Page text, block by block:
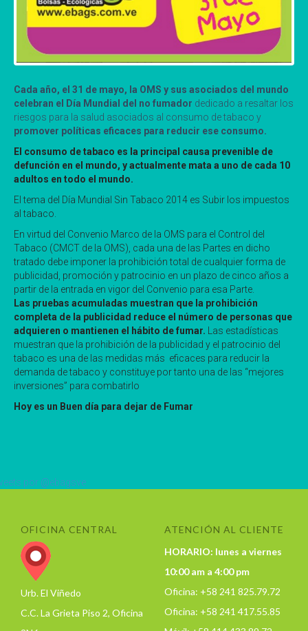
Cada año, el 31 de mayo, la OMS y sus asociados del mundo
celebran el Día Mundial del no fumador dedicado a resaltar los
riesgos para la salud asociados al consumo de tabaco y
promover políticas eficaces para reducir ese consumo.
El consumo de tabaco es la principal causa prevenible de
defunción en el mundo, y actualmente mata a uno de cada 10
adultos en todo el mundo.
El tema del Día Mundial Sin Tabaco 2014 es Subir los impuestos
al tabaco.
En virtud del Convenio Marco de la OMS para el Control del
Tabaco (CMCT de la OMS), cada una de las Partes en dicho
tratado debe imponer la prohibición total de cualquier forma de
publicidad, promoción y patrocinio en un plazo de cinco años a
partir de la entrada en vigor del Convenio para esa Parte.
Las pruebas acumuladas muestran que la prohibición
completa de la publicidad reduce el número de personas que
adquieren o mantienen el hábito de fumar. Las estadísticas
muestran que la prohibición de la publicidad y el patrocinio del
tabaco es una de las medidas más eficaces para reducir la
demanda de tabaco y constituye por tanto una de las “mejores
inversiones” para combatirlo
Hoy es un Buen día para dejar de Fumar
por @ebagsve
OFICINA CENTRAL
Urb. El Viñedo
C.C. La Grieta Piso 2, Oficina
ATENCIÓN AL CLIENTE
HORARIO: lunes a viernes
10:00 am a 4:00 pm
Oficina: +58 241 825.79.72
Oficina: +58 241 417.55.85